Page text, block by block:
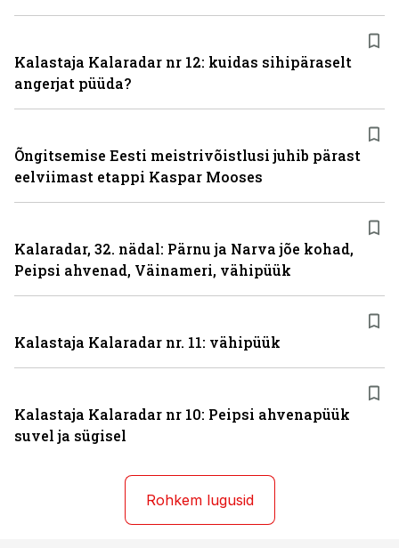
Kalastaja Kalaradar nr 12: kuidas sihipäraselt
angerjat püüda?
Õngitsemise Eesti meistrivõistlusi juhib pärast
eelviimast etappi Kaspar Mooses
Kalaradar, 32. nädal: Pärnu ja Narva jõe kohad,
Peipsi ahvenad, Väinameri, vähipüük
Kalastaja Kalaradar nr. 11: vähipüük
Kalastaja Kalaradar nr 10: Peipsi ahvenapüük
suvel ja sügisel
Rohkem lugusid